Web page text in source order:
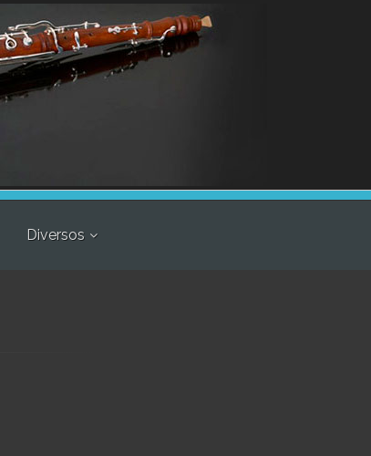
Diversos